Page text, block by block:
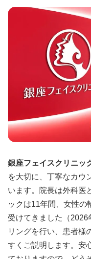
銀座フェイスクリニッ
を大切に、丁寧なカウ
います。院長は外科医
ックは11年間、女性の
受けてきました（
リングを行い、患者様
すくご説明します。安